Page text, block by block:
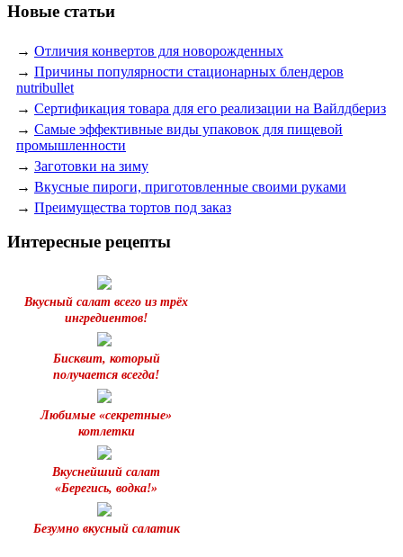
Новые статьи
→ Отличия конвертов для новорожденных
→ Причины популярности стационарных блендеров
nutribullet
→ Сертификация товара для его реализации на Вайлдбериз
→ Самые эффективные виды упаковок для пищевой
промышленности
→ Заготовки на зиму
→ Вкусные пироги, приготовленные своими руками
→ Преимущества тортов под заказ
Интересные рецепты
Вкусный салат всего из трёх
ингредиентов!
Бисквит, который
получается всегда!
Любимые «секретные»
котлетки
Вкуснейший салат
«Берегись, водка!»
Безумно вкусный салатик